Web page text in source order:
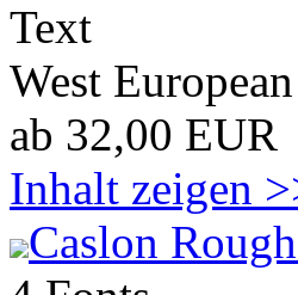
Text
West European
ab 32,00 EUR
Inhalt zeigen
Caslon